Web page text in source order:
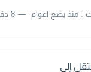
: منذ بضع اعوام 8 دقائق للقراءة
إلى